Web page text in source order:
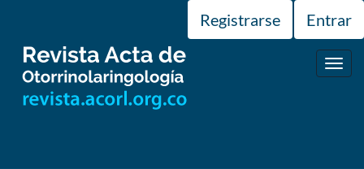
principal
Barra
lateral
Registrarse Entrar